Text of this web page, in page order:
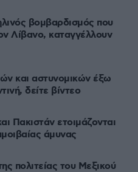
βομβαρδισμός που
Λίβανο, καταγγέλλουν
και αστυνομικών έξω
δείτε βίντεο
Πακιστάν ετοιμάζονται
άμυνας
πολιτείας του Μεξικού